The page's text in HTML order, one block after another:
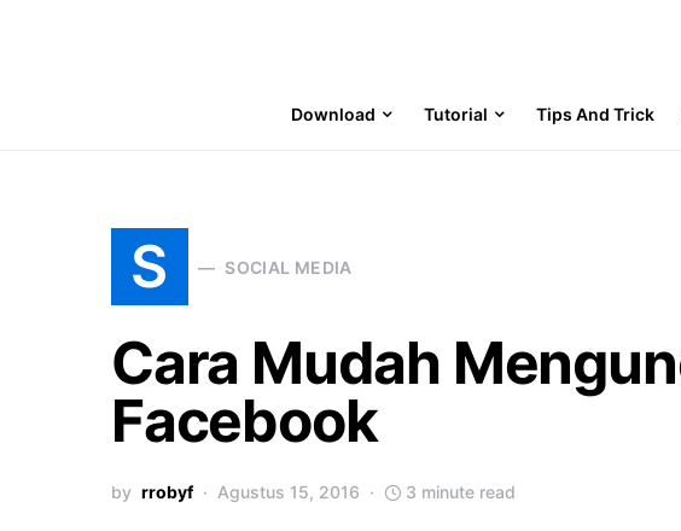
Download Tutorial Tips And Trick
S SOCIAL MEDIA
Cara Mudah
Facebook
by rrobyf Agustus 15, 2016 3 minute read